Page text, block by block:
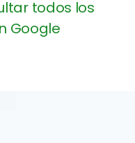
todos los
Google